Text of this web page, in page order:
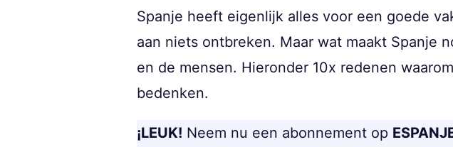
Spanje heeft eigenlijk alles voor een goede
aan niets ontbreken. Maar wat maakt Spanje
en de mensen. Hieronder 10x redenen
bedenken.
¡LEUK! Neem nu een abonnement op